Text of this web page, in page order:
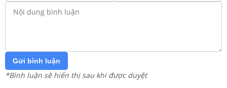
Gửi bình luận
*Bình luận sẽ hiển thị sau khi được duyệt